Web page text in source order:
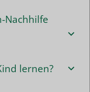
Nachhilfe
lernen?